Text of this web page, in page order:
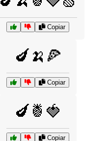
Copiar
🍆🍌🍕
Copiar
🍆🍍🍓
Copiar